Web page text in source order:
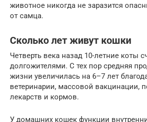
животное никогда не заразится
от самца.
Сколько лет живут кошки
Четверть века назад 10-летние коты
долгожителями. С тех пор средняя
жизни увеличилась на 6–7 лет
ветеринарии, массовой вакцинации,
лекарств и кормов.
У домашних кошек функции